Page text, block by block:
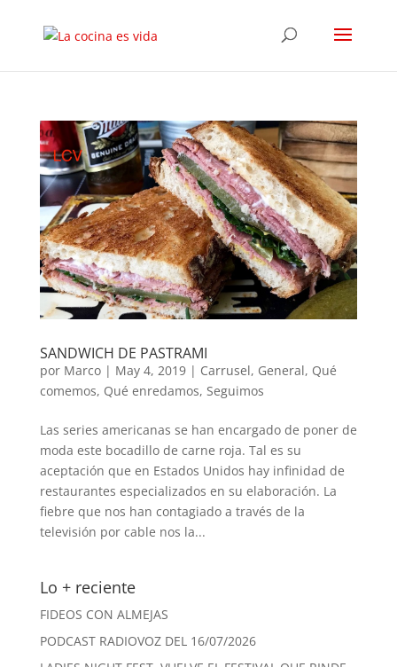
SANDWICH DE PASTRAMI
por Marco| May 4, 2019| Carrusel, General, Qué
comemos, Qué enredamos, Seguimos
Las series americanas se han encargado de poner de
moda este bocadillo de carne roja. Tal es su
aceptación que en Estados Unidos hay infinidad de
restaurantes especializados en su elaboración. La
fiebre que nos han contagiado a través de la
televisión por cable nos la...
Lo + reciente
FIDEOS CON ALMEJAS
PODCAST RADIOVOZ DEL 16/07/2026